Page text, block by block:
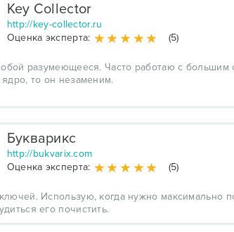
Key Collector
http://key-collector.ru
Оценка эксперта:
(5)
разумеющееся. Часто работаю с
то он незаменим.
Букварикс
http://bukvarix.com
Оценка эксперта:
(5)
Использую, когда нужно максимально
его почистить.